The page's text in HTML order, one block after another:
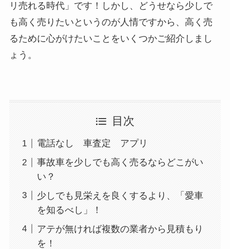
リ売れる時代」です！しかし、どうせなら少しで
も高く売りたいというのが人情ですから、高く売
るために心がけたいことをいくつかご紹介しまし
ょう。
目次
電話なし 車査定 アプリ
事故車を少しでも高く売るならどこがい
い？
少しでも見栄えを良くするより、「愛車
を知るべし」！
アテが無ければ複数の業者から見積もり
を！